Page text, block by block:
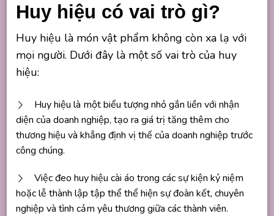
Huy hiệu có vai trò gì?
Huy hiệu là món vật phẩm không còn xa lạ với
mọi người. Dưới đây là một số vai trò của huy
hiệu:
Huy hiệu là một biểu tượng nhỏ gắn liền với nhận
diện của doanh nghiệp, tạo ra giá trị tăng thêm cho
thương hiệu và khẳng định vị thế của doanh nghiệp trước
công chúng.
Việc đeo huy hiệu cài áo trong các sự kiện kỷ niệm
hoặc lễ thành lập tập thể thể hiện sự đoàn kết, chuyên
nghiệp và tình cảm yêu thương giữa các thành viên.